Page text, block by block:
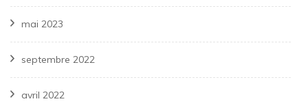
mai 2023
septembre 2022
avril 2022